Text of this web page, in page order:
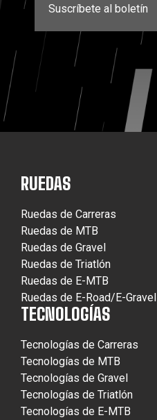
Suscríbete al boletín
RUEDAS
Ruedas de Carreras
Ruedas de MTB
Ruedas de Gravel
Ruedas de Triatlón
Ruedas de E-MTB
Ruedas de E-Road/E-Gravel
TECNOLOGÍAS
Tecnologías de Carreras
Tecnologías de MTB
Tecnologías de Gravel
Tecnologías de Triatlón
Tecnologías de E-MTB